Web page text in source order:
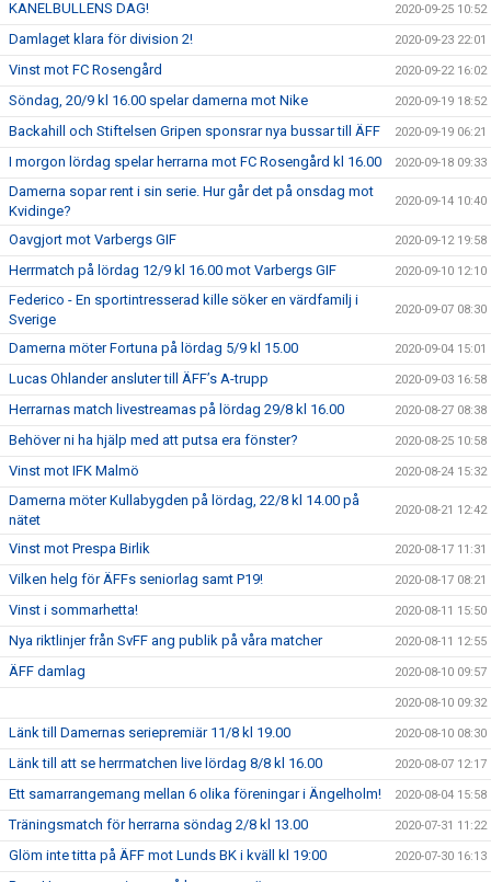
KANELBULLENS DAG! 2020-09-25 10:52
Damlaget klara för division 2! 2020-09-23 22:01
Vinst mot FC Rosengård 2020-09-22 16:02
Söndag, 20/9 kl 16.00 spelar damerna mot Nike 2020-09-19 18:52
Backahill och Stiftelsen Gripen sponsrar nya bussar till ÄFF 2020-09-19 06:21
I morgon lördag spelar herrarna mot FC Rosengård kl 16.00 2020-09-18 09:33
Damerna sopar rent i sin serie. Hur går det på onsdag mot
Kvidinge?
2020-09-14 10:40
Oavgjort mot Varbergs GIF 2020-09-12 19:58
Herrmatch på lördag 12/9 kl 16.00 mot Varbergs GIF 2020-09-10 12:10
Federico - En sportintresserad kille söker en värdfamilj i
Sverige
2020-09-07 08:30
Damerna möter Fortuna på lördag 5/9 kl 15.00 2020-09-04 15:01
Lucas Ohlander ansluter till ÄFF’s A-trupp 2020-09-03 16:58
Herrarnas match livestreamas på lördag 29/8 kl 16.00 2020-08-27 08:38
Behöver ni ha hjälp med att putsa era fönster? 2020-08-25 10:58
Vinst mot IFK Malmö 2020-08-24 15:32
Damerna möter Kullabygden på lördag, 22/8 kl 14.00 på
nätet
2020-08-21 12:42
Vinst mot Prespa Birlik 2020-08-17 11:31
Vilken helg för ÄFFs seniorlag samt P19! 2020-08-17 08:21
Vinst i sommarhetta! 2020-08-11 15:50
Nya riktlinjer från SvFF ang publik på våra matcher 2020-08-11 12:55
ÄFF damlag 2020-08-10 09:57
2020-08-10 09:32
Länk till Damernas seriepremiär 11/8 kl 19.00 2020-08-10 08:30
Länk till att se herrmatchen live lördag 8/8 kl 16.00 2020-08-07 12:17
Ett samarrangemang mellan 6 olika föreningar i Ängelholm! 2020-08-04 15:58
Träningsmatch för herrarna söndag 2/8 kl 13.00 2020-07-31 11:22
Glöm inte titta på ÄFF mot Lunds BK i kväll kl 19:00 2020-07-30 16:13